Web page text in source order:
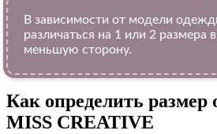
В зависимости от модели
различаться на 1 или 2 размера
меньшую сторону.
Как определить размер
MISS CREATIVE